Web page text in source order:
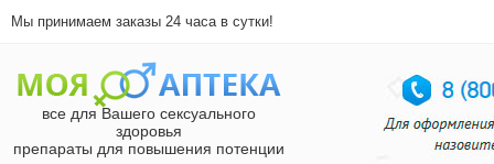
Мы принимаем заказы 24 часа в сутки!
все для Вашего сексуального
здоровья
препараты для повышения потенции